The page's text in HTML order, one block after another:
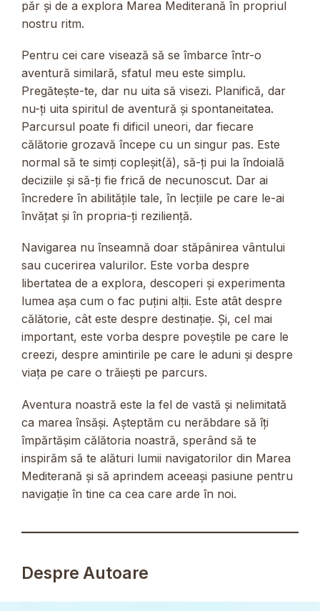
păr și de a explora Marea Mediterană în propriul
nostru ritm.
Pentru cei care visează să se îmbarce într-o
aventură similară, sfatul meu este simplu.
Pregătește-te, dar nu uita să visezi. Planifică, dar
nu-ți uita spiritul de aventură și spontaneitatea.
Parcursul poate fi dificil uneori, dar fiecare
călătorie grozavă începe cu un singur pas. Este
normal să te simți copleșit(ă), să-ți pui la îndoială
deciziile și să-ți fie frică de necunoscut. Dar ai
încredere în abilitățile tale, în lecțiile pe care le-ai
învățat și în propria-ți reziliență.
Navigarea nu înseamnă doar stăpânirea vântului
sau cucerirea valurilor. Este vorba despre
libertatea de a explora, descoperi și experimenta
lumea așa cum o fac puțini alții. Este atât despre
călătorie, cât este despre destinație. Și, cel mai
important, este vorba despre poveștile pe care le
creezi, despre amintirile pe care le aduni și despre
viața pe care o trăiești pe parcurs.
Aventura noastră este la fel de vastă și nelimitată
ca marea însăși. Așteptăm cu nerăbdare să îți
împărtășim călătoria noastră, sperând să te
inspirăm să te alături lumii navigatorilor din Marea
Mediterană și să aprindem aceeași pasiune pentru
navigație în tine ca cea care arde în noi.
Despre Autoare